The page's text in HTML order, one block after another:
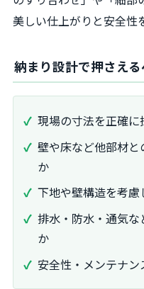
美しい仕上がりと安全性
納まり設計で押さえ
現場の寸法を正確
壁や床など他部材
か
下地や壁構造を考
排水・防水・通気
か
安全性・メンテナ